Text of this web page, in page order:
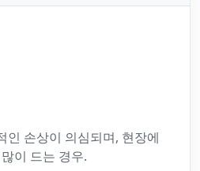
인 손상이 의심되며, 현장에
이 드는 경우.